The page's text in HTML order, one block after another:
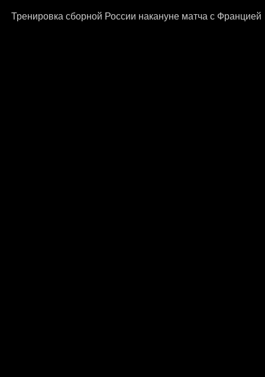
Тренировка сборной России накануне матча с Францией